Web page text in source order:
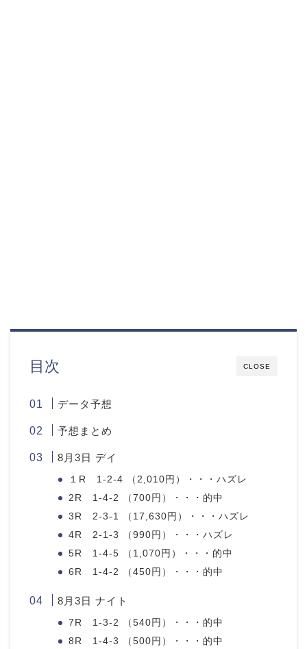
CLOSE
目次
データ予想
予想まとめ
8月3日 デイ
１R 1-2-4 （2,010円）・・・ハズレ
2R 1-4-2 （700円）・・・的中
3R 2-3-1 （17,630円）・・・ハズレ
4R 2-1-3 （990円）・・・ハズレ
5R 1-4-5 （1,070円）・・・的中
6R 1-4-2 （450円）・・・的中
8月3日 ナイト
7R 1-3-2 （540円）・・・的中
8R 1-4-3 （500円）・・・的中